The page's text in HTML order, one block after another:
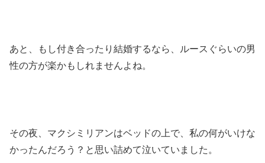
あと、もし付き合ったり結婚するなら、ルースぐらいの男
性の方が楽かもしれませんよね。
その夜、マクシミリアンはベッドの上で、私の何がいけな
かったんだろう？と思い詰めて泣いていました。